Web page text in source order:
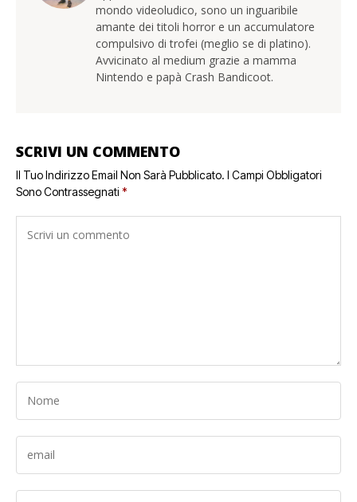
mondo videoludico, sono un inguaribile
amante dei titoli horror e un accumulatore
compulsivo di trofei (meglio se di platino).
Avvicinato al medium grazie a mamma
Nintendo e papà Crash Bandicoot.
SCRIVI UN COMMENTO
Il Tuo Indirizzo Email Non Sarà Pubblicato. I Campi Obbligatori
Sono Contrassegnati *